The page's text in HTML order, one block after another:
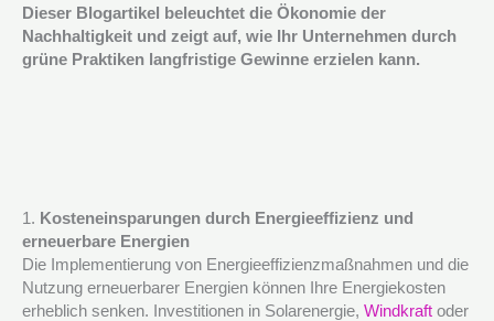
Dieser Blogartikel beleuchtet die Ökonomie der
Nachhaltigkeit und zeigt auf, wie Ihr Unternehmen durch
grüne Praktiken langfristige Gewinne erzielen kann.
1. Kosteneinsparungen durch Energieeffizienz und
erneuerbare Energien
Die Implementierung von Energieeffizienzmaßnahmen und die
Nutzung erneuerbarer Energien können Ihre Energiekosten
erheblich senken. Investitionen in Solarenergie, Windkraft oder